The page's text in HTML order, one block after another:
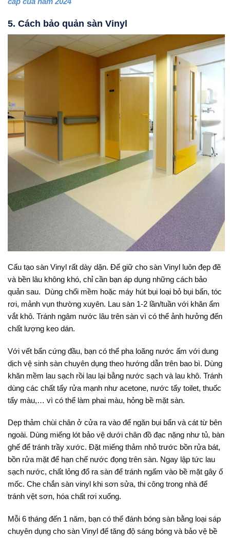
5. Cách bảo quản sàn Vinyl
Cấu tạo sàn Vinyl rất dày dặn. Để giữ cho sàn Vinyl luôn đẹp đẽ
và bền lâu không khó, chỉ cần bạn áp dụng những cách bảo
quản sau. Dùng chổi mềm hoặc máy hút bụi loại bỏ bụi bẩn, tóc
rơi, mảnh vụn thường xuyên. Lau sàn 1-2 lần/tuần với khăn ẩm
vắt khô. Tránh ngâm nước lâu trên sàn vì có thể ảnh hưởng đến
chất lượng keo dán.
Với vết bẩn cứng đầu, bạn có thể pha loãng nước ấm với dung
dịch vệ sinh sàn chuyên dụng theo hướng dẫn trên bao bì. Dùng
khăn mềm lau sạch rồi lau lại bằng nước sạch và lau khô. Tránh
dùng các chất tẩy rửa mạnh như acetone, nước tẩy toilet, thuốc
tẩy màu,… vì có thể làm phai màu, hỏng bề mặt sàn.
Dẹp thảm chùi chân ở cửa ra vào để ngăn bụi bẩn và cát từ bên
ngoài. Dùng miếng lót bảo vệ dưới chân đồ đạc nặng như tủ, bàn
ghế để tránh trầy xước. Đặt miếng thảm nhỏ trước bồn rửa bát,
bồn rửa mặt để hạn chế nước đọng trên sàn. Ngay lập tức lau
sạch nước, chất lỏng đổ ra sàn để tránh ngấm vào bề mặt gây ố
mốc. Che chắn sàn vinyl khi sơn sửa, thi công trong nhà để
tránh vệt sơn, hóa chất rơi xuống.
Mỗi 6 tháng đến 1 năm, bạn có thể đánh bóng sàn bằng loại sáp
chuyên dụng cho sàn Vinyl để tăng độ sáng bóng và bảo vệ bề